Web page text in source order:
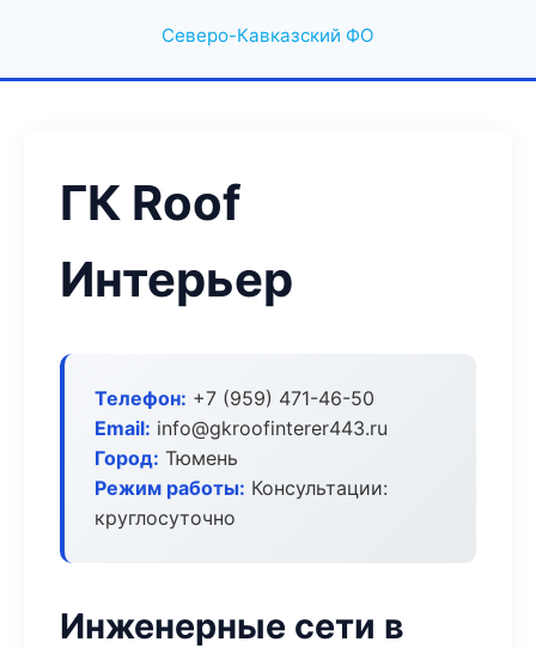
Северо-Кавказский ФО
ГК Roof
Интерьер
Телефон: +7 (959) 471-46-50
Email: info@gkroofinterer443.ru
Город: Тюмень
Режим работы: Консультации:
круглосуточно
Инженерные сети в